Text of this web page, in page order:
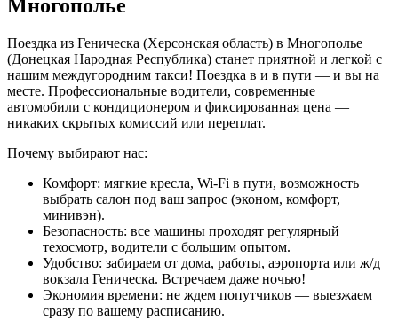
Многополье
Поездка из Геническа (Херсонская область) в Многополье
(Донецкая Народная Республика) станет приятной и легкой с
нашим междугородним такси! Поездка в и в пути — и вы на
месте. Профессиональные водители, современные
автомобили с кондиционером и фиксированная цена —
никаких скрытых комиссий или переплат.
Почему выбирают нас:
Комфорт: мягкие кресла, Wi-Fi в пути, возможность
выбрать салон под ваш запрос (эконом, комфорт,
минивэн).
Безопасность: все машины проходят регулярный
техосмотр, водители с большим опытом.
Удобство: забираем от дома, работы, аэропорта или ж/д
вокзала Геническа. Встречаем даже ночью!
Экономия времени: не ждем попутчиков — выезжаем
сразу по вашему расписанию.